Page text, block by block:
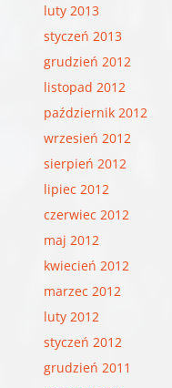
luty 2013
styczeń 2013
grudzień 2012
listopad 2012
październik 2012
wrzesień 2012
sierpień 2012
lipiec 2012
czerwiec 2012
maj 2012
kwiecień 2012
marzec 2012
luty 2012
styczeń 2012
grudzień 2011